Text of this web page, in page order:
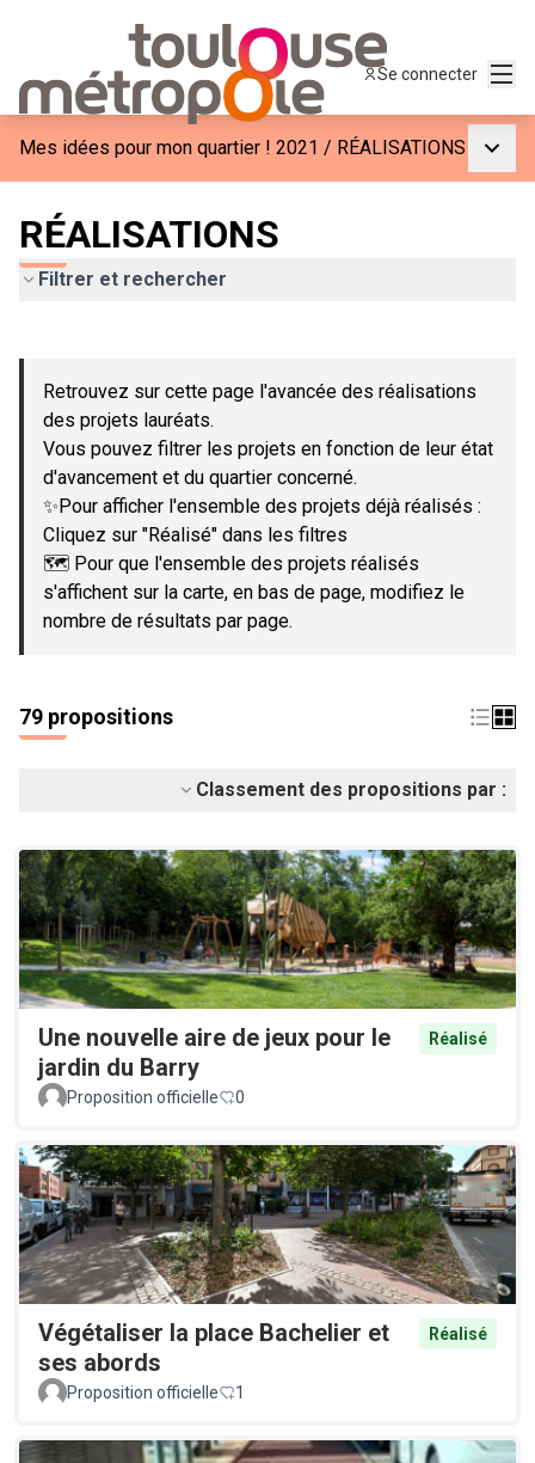
Se connecter
Mes idées pour mon quartier ! 2021 / RÉALISATIONS
RÉALISATIONS
Filtrer et rechercher
−
Retrouvez sur cette page l'avancée des réalisations
des projets lauréats.
Vous pouvez filtrer les projets en fonction de leur état
d'avancement et du quartier concerné.
✨Pour afficher l'ensemble des projets déjà réalisés :
Cliquez sur "Réalisé" dans les filtres
🗺️ Pour que l'ensemble des projets réalisés
s'affichent sur la carte, en bas de page, modifiez le
nombre de résultats par page.
79 propositions
Classement des propositions par :
Une nouvelle aire de jeux pour le
jardin du Barry
Réalisé
Proposition officielle 0
Végétaliser la place Bachelier et
ses abords
Réalisé
Proposition officielle 1